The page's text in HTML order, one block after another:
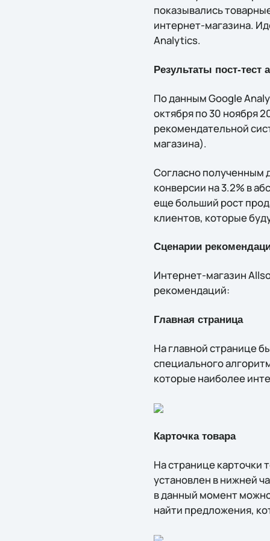
показывались
интернет-магазина.
Analytics.
Результаты пост-тест
По данным Google
октября по 30 ноября
рекомендательной
магазина).
Согласно полученным
конверсии на 3.2% в
еще больший рост
клиентов, которые
Сценарии
Интернет-магазин
рекомендаций:
Главная страница
На главной странице
специального
которые наиболее
Карточка товара
На странице карточки
установлен в нижней
в данный момент
найти предложения,